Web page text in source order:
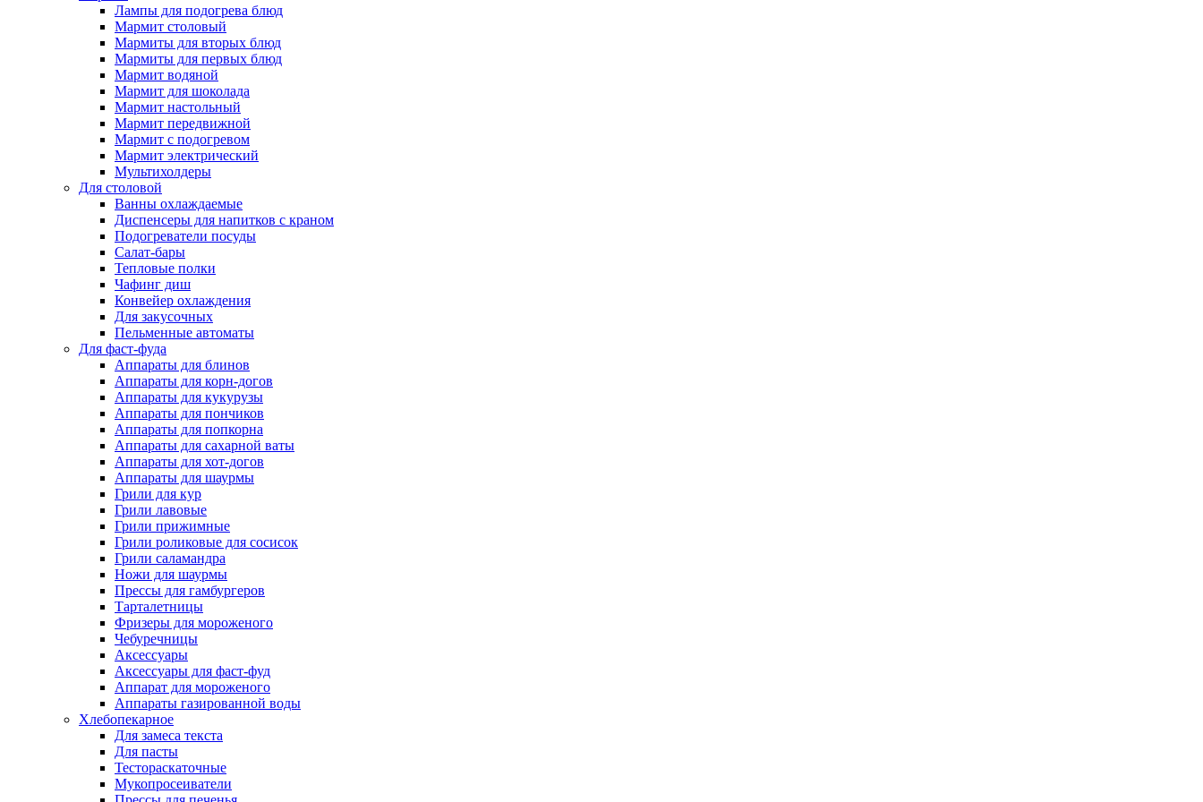
Лампы для подогрева блюд
Мармит столовый
Мармиты для вторых блюд
Мармиты для первых блюд
Мармит водяной
Мармит для шоколада
Мармит настольный
Мармит передвижной
Мармит с подогревом
Мармит электрический
Мультихолдеры
Для столовой
Ванны охлаждаемые
Диспенсеры для напитков с краном
Подогреватели посуды
Салат-бары
Тепловые полки
Чафинг диш
Конвейер охлаждения
Для закусочных
Пельменные автоматы
Для фаст-фуда
Аппараты для блинов
Аппараты для корн-догов
Аппараты для кукурузы
Аппараты для пончиков
Аппараты для попкорна
Аппараты для сахарной ваты
Аппараты для хот-догов
Аппараты для шаурмы
Грили для кур
Грили лавовые
Грили прижимные
Грили роликовые для сосисок
Грили саламандра
Ножи для шаурмы
Прессы для гамбургеров
Тарталетницы
Фризеры для мороженого
Чебуречницы
Аксессуары
Аксессуары для фаст-фуд
Аппарат для мороженого
Аппараты газированной воды
Хлебопекарное
Для замеса текста
Для пасты
Тестораскаточные
Мукопросеиватели